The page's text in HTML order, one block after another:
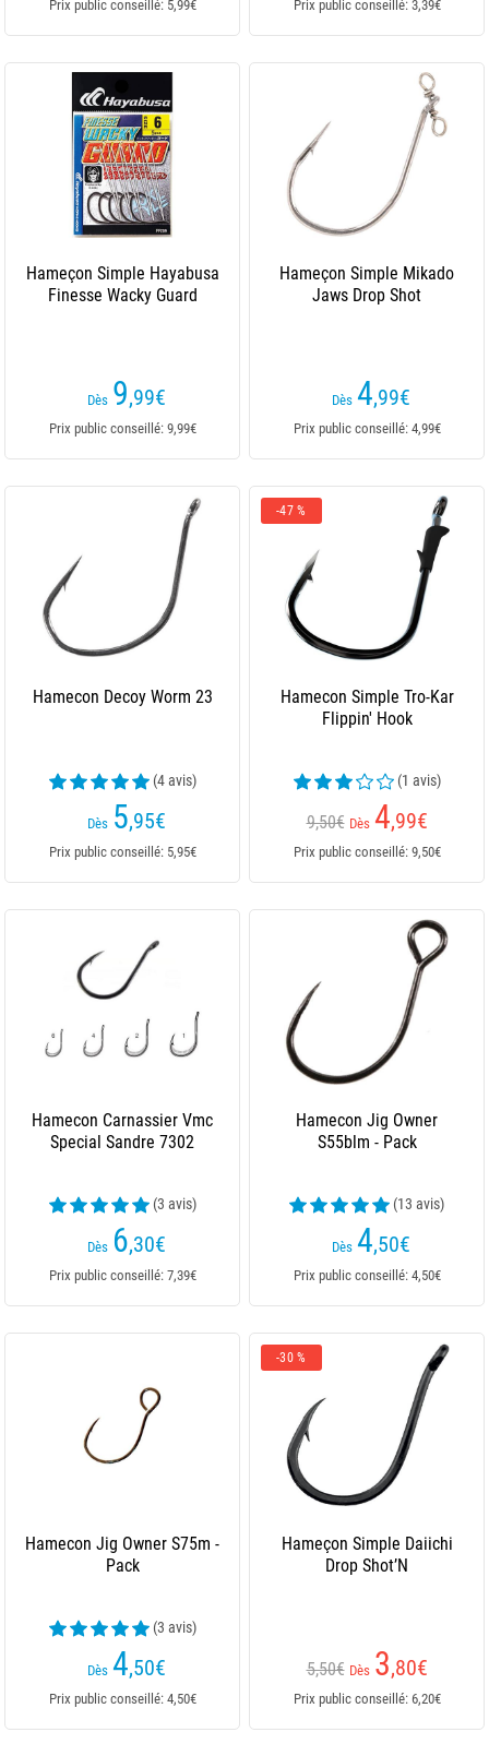
Prix public conseillé: 5,99€ Prix public conseillé: 3,39€
Hameçon Simple Hayabusa
Finesse Wacky Guard
Dès 9,99€
Prix public conseillé: 9,99€
Hameçon Simple Mikado
Jaws Drop Shot
Dès 4,99€
Prix public conseillé: 4,99€
Hamecon Decoy Worm 23
(4 avis)
Dès 5,95€
Prix public conseillé: 5,95€
-47 %
Hamecon Simple Tro-Kar
Flippin' Hook
(1 avis)
9,50€ Dès 4,99€
Prix public conseillé: 9,50€
Hamecon Carnassier Vmc
Special Sandre 7302
(3 avis)
Dès 6,30€
Prix public conseillé: 7,39€
Hamecon Jig Owner
S55blm - Pack
(13 avis)
Dès 4,50€
Prix public conseillé: 4,50€
Hamecon Jig Owner S75m -
Pack
(3 avis)
Dès 4,50€
Prix public conseillé: 4,50€
-30 %
Hameçon Simple Daiichi
Drop Shot’N
5,50€ Dès 3,80€
Prix public conseillé: 6,20€